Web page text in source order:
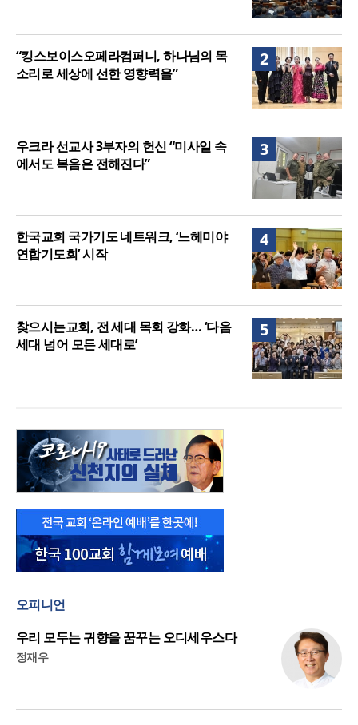
2
“킹스보이스오페라컴퍼니, 하나님의 목
소리로 세상에 선한 영향력을”
3
우크라 선교사 3부자의 헌신 “미사일 속
에서도 복음은 전해진다”
4
한국교회 국가기도 네트워크, ‘느헤미야
연합기도회’ 시작
5
찾으시는교회, 전 세대 목회 강화… ‘다음
세대 넘어 모든 세대로’
오피니언
우리 모두는 귀향을 꿈꾸는 오디세우스다
정재우